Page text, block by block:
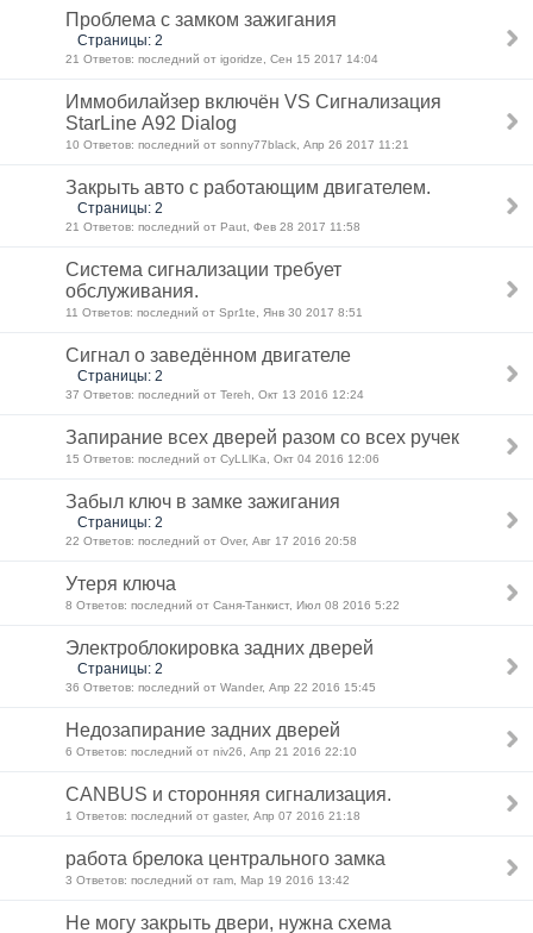
Проблема с замком зажигания
Страницы: 2
21 Ответов: последний от igoridze, Сен 15 2017 14:04
Иммобилайзер включён VS Сигнализация
StarLine А92 Dialog
10 Ответов: последний от sonny77black, Апр 26 2017 11:21
Закрыть авто с работающим двигателем.
Страницы: 2
21 Ответов: последний от Paut, Фев 28 2017 11:58
Система сигнализации требует
обслуживания.
11 Ответов: последний от Spr1te, Янв 30 2017 8:51
Сигнал о заведённом двигателе
Страницы: 2
37 Ответов: последний от Tereh, Окт 13 2016 12:24
Запирание всех дверей разом со всех ручек
15 Ответов: последний от CyLLlKa, Окт 04 2016 12:06
Забыл ключ в замке зажигания
Страницы: 2
22 Ответов: последний от Over, Авг 17 2016 20:58
Утеря ключа
8 Ответов: последний от Саня-Танкист, Июл 08 2016 5:22
Электроблокировка задних дверей
Страницы: 2
36 Ответов: последний от Wander, Апр 22 2016 15:45
Недозапирание задних дверей
6 Ответов: последний от niv26, Апр 21 2016 22:10
CANBUS и сторонняя сигнализация.
1 Ответов: последний от gaster, Апр 07 2016 21:18
работа брелока центрального замка
3 Ответов: последний от ram, Мар 19 2016 13:42
Не могу закрыть двери, нужна схема